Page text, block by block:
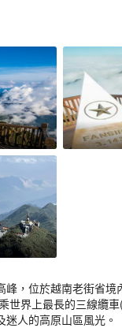
，位於越南老街省
世界上最長的三線纜
人的高原山區風光。